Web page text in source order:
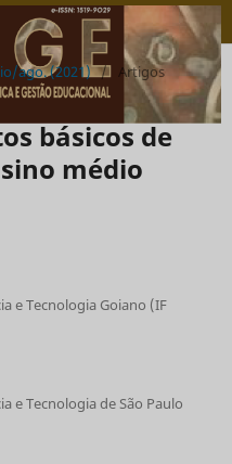
ago. (2021) / Artigos
básicos de
médio
e Tecnologia Goiano (IF
e Tecnologia de São Paulo